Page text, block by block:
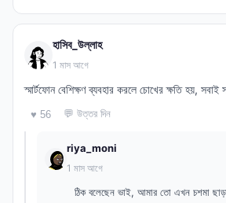
হাসিব_উল্লাহ
1 মাস আগে
স্মার্টফোন বেশিক্ষণ ব্যবহার করলে চোখের ক্ষতি হয়, সবাই
♥ 56 💬 উত্তর দিন
riya_moni
1 মাস আগে
ঠিক বলেছেন ভাই, আমার তো এখন চশমা